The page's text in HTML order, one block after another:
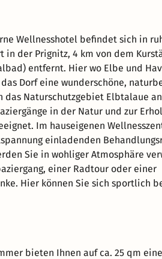
Wellnesshotel befindet sich in
in der Prignitz, 4 km von dem
entfernt. Hier wo Elbe und
Dorf eine wunderschöne,
das Naturschutzgebiet Elbtalaue
in der Natur und zur
Im hauseigenen
einladenden
Sie in wohliger Atmosphäre
einer Radtour oder einer
Hier können Sie sich sportlich
bieten Ihnen auf ca. 25 qm